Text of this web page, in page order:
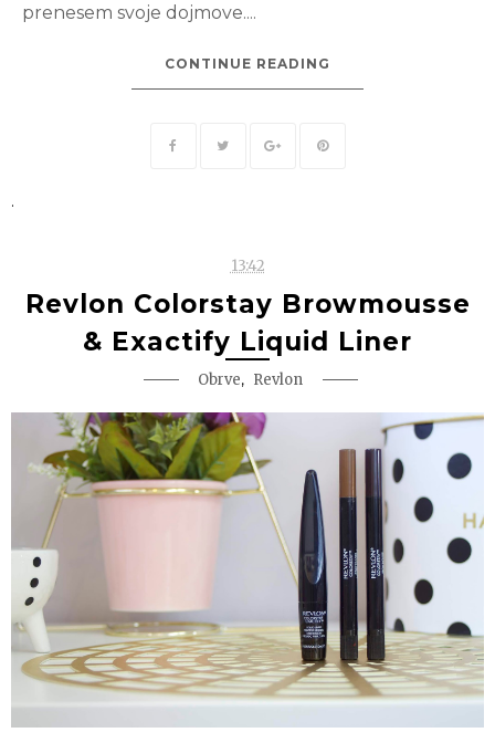
prenesem svoje dojmove....
CONTINUE READING
.
13:42
Revlon Colorstay Browmousse
& Exactify Liquid Liner
Obrve, Revlon